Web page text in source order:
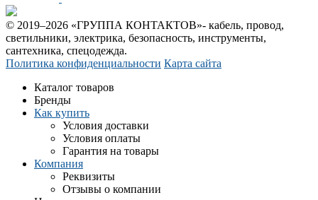
© 2019–2026 «ГРУППА КОНТАКТОВ»- кабель, провод,
светильники, электрика, безопасность, инструменты,
сантехника, спецодежда.
Политика конфиденциальности Карта сайта
Каталог товаров
Бренды
Как купить
Условия доставки
Условия оплаты
Гарантия на товары
Компания
Реквизиты
Отзывы о компании